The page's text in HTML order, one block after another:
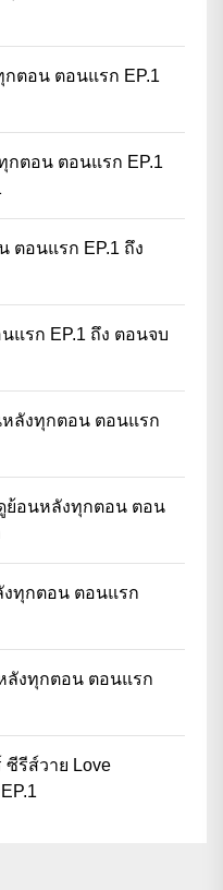
ตอน ตอนแรก EP.1
กตอน ตอนแรก EP.1
ตอนแรก EP.1 ถึง
แรก EP.1 ถึง ตอนจบ
ลังทุกตอน ตอนแรก
อนหลังทุกตอน ตอน
งทุกตอน ตอนแรก
ลังทุกตอน ตอนแรก
รีส์วาย Love